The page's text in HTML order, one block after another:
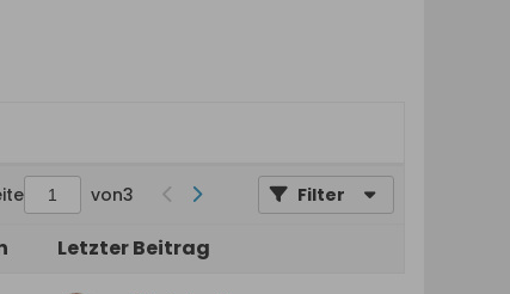
von3 Filter
Letzter Beitrag